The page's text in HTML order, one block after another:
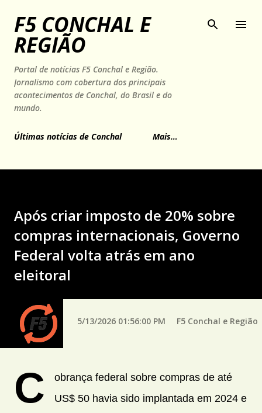
Pular para o conteúdo principal
F5 CONCHAL E
REGIÃO
Portal de notícias F5 Conchal e Região.
Jornalismo com cobertura dos principais
acontecimentos de Conchal, do Brasil e do
mundo.
Últimas notícias de Conchal Mais…
Após criar imposto de 20% sobre
compras internacionais, Governo
Federal volta atrás em ano
eleitoral
5/13/2026 01:56:00 PM F5 Conchal e Região
C
obrança federal sobre compras de até
US$ 50 havia sido implantada em 2024 e